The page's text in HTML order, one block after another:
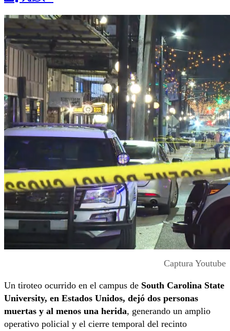
Captura Youtube
Un tiroteo ocurrido en el campus de South Carolina State
University, en Estados Unidos, dejó dos personas
muertas y al menos una herida, generando un amplio
operativo policial y el cierre temporal del recinto